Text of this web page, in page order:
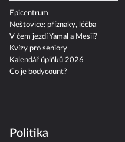
Epicentrum
Neštovice: příznaky, léčba
V čem jezdí Yamal a Mesii?
Kvízy pro seniory
Kalendář úplňků 2026
Co je bodycount?
Politika